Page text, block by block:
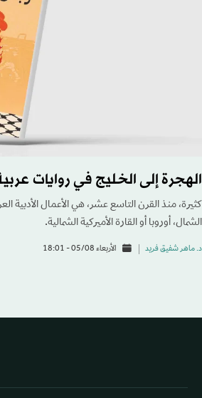
الهجرة إلى الخليج في روايات
كثيرة، منذ القرن التاسع عشر، هي الأعمال الأدبية
الشمال، أوروبا أو القارة الأميركية الشمالية.
د. ماهر شفيق فريد الأربعاء 05/08 - 18:01